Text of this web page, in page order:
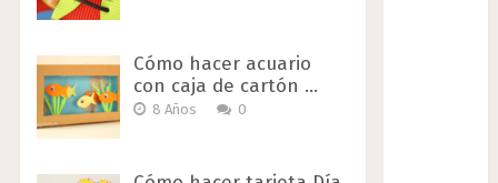
Cómo hacer acuario
con caja de cartón …
8 Años 0